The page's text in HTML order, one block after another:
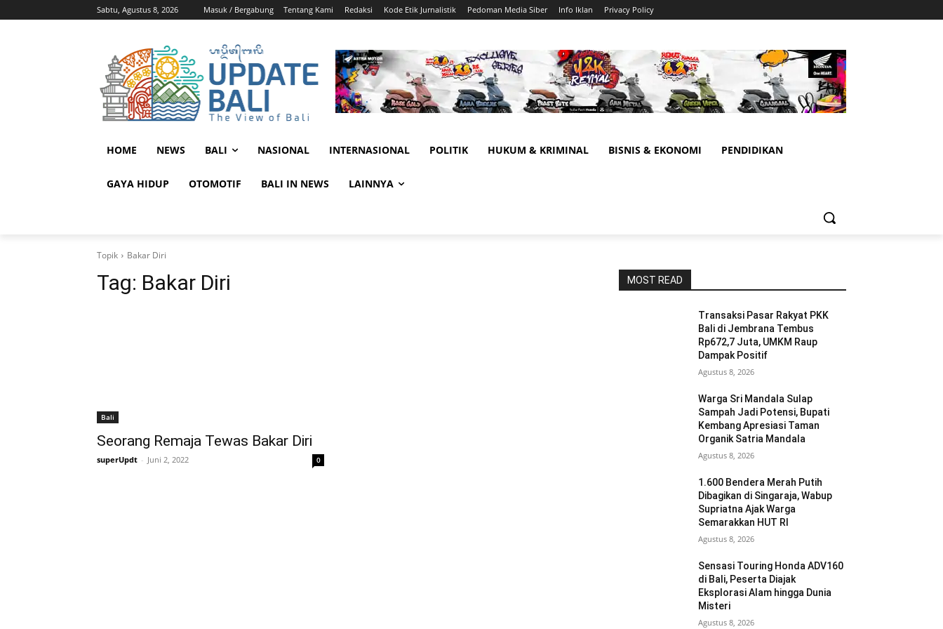
Sabtu, Agustus 8, 2026 Masuk / Bergabung Tentang Kami Redaksi Kode Etik Jurnalistik Pedoman Media Siber Info Iklan Privacy Policy
HOME NEWS BALI NASIONAL INTERNASIONAL POLITIK HUKUM & KRIMINAL BISNIS & EKONOMI PENDIDIKAN
GAYA HIDUP OTOMOTIF BALI IN NEWS LAINNYA
Topik Bakar Diri
Tag: Bakar Diri
Bali
Seorang Remaja Tewas Bakar Diri
superUpdt - Juni 2, 2022 0
MOST READ
Transaksi Pasar Rakyat PKK
Bali di Jembrana Tembus
Rp672,7 Juta, UMKM Raup
Dampak Positif
Agustus 8, 2026
Warga Sri Mandala Sulap
Sampah Jadi Potensi, Bupati
Kembang Apresiasi Taman
Organik Satria Mandala
Agustus 8, 2026
1.600 Bendera Merah Putih
Dibagikan di Singaraja, Wabup
Supriatna Ajak Warga
Semarakkan HUT RI
Agustus 8, 2026
Sensasi Touring Honda ADV160
di Bali, Peserta Diajak
Eksplorasi Alam hingga Dunia
Misteri
Agustus 8, 2026